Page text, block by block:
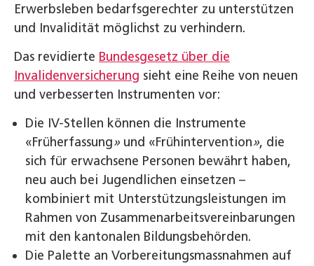
Erwerbsleben bedarfsgerechter zu unterstützen
und Invalidität möglichst zu verhindern.
Das revidierte Bundesgesetz über die
Invalidenversicherung sieht eine Reihe von neuen
und verbesserten Instrumenten vor:
Die IV-Stellen können die Instrumente
«Früherfassung» und «Frühintervention», die
sich für erwachsene Personen bewährt haben,
neu auch bei Jugendlichen einsetzen –
kombiniert mit Unterstützungsleistungen im
Rahmen von Zusammenarbeitsvereinbarungen
mit den kantonalen Bildungsbehörden.
Die Palette an Vorbereitungsmassnahmen auf